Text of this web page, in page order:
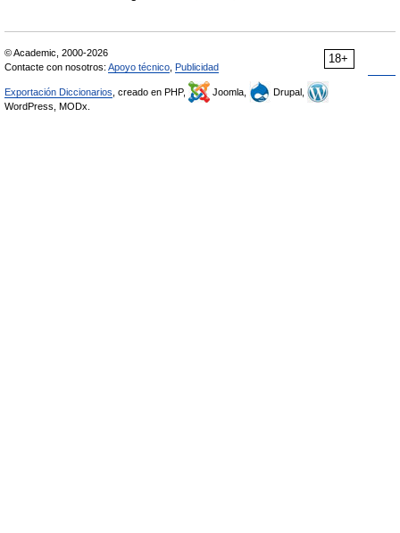
18+
© Academic, 2000-2026
Contacte con nosotros: Apoyo técnico Publicidad
Exportación Diccionarios , creado en PHP, Joomla,
Drupal,
WordPress, MODx.